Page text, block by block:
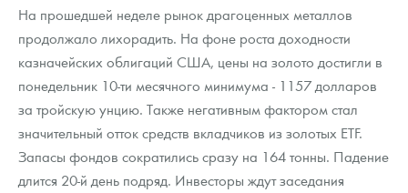
Год Лошади
Флот: ледоколы и корабли
Ювелирные изделия
Монеты
Политика конфиденциальности
Положение по обработке и защите персональных данных
Пресс-служба
На прошедшей неделе рынок драгоценных металлов
продолжало лихорадить. На фоне роста доходности
казначейских облигаций США, цены на золото достигли в
понедельник 10-ти месячного минимума - 1157 долларов
за тройскую унцию. Также негативным фактором стал
значительный отток средств вкладчиков из золотых ETF.
Запасы фондов сократились сразу на 164 тонны. Падение
длится 20-й день подряд. Инвесторы ждут заседания